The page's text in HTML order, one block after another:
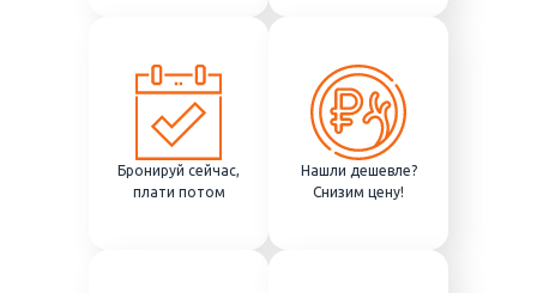
Бронируй сейчас,
плати потом
Нашли дешевле?
Снизим цену!